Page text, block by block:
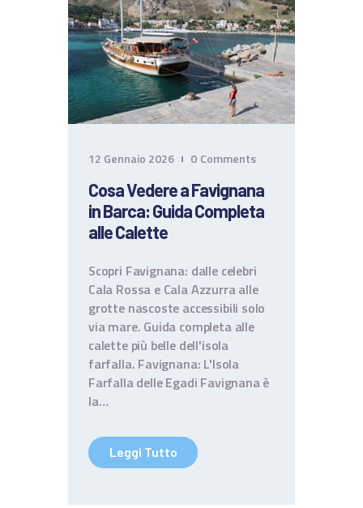
12 Gennaio 2026 0 Comments
Cosa Vedere a Favignana
in Barca: Guida Completa
alle Calette
Scopri Favignana: dalle celebri
Cala Rossa e Cala Azzurra alle
grotte nascoste accessibili solo
via mare. Guida completa alle
calette più belle dell'isola
farfalla. Favignana: L'Isola
Farfalla delle Egadi Favignana è
la…
Leggi Tutto